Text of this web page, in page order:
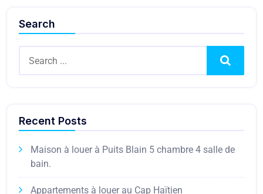
Search
Search
Recent Posts
Maison à louer à Puits Blain 5 chambre 4 salle de
bain.
Appartements à louer au Cap Haïtien